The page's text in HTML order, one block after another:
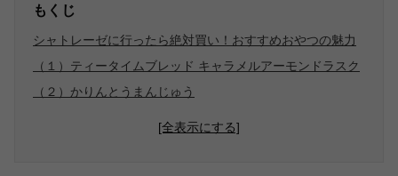
もくじ
シャトレーゼに行ったら絶対買い！おすすめおやつの魅力
（１）ティータイムブレッド キャラメルアーモンドラスク
（２）かりんとうまんじゅう
[全表示にする]